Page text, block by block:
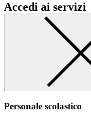
Accedi ai servizi
Personale scolastico